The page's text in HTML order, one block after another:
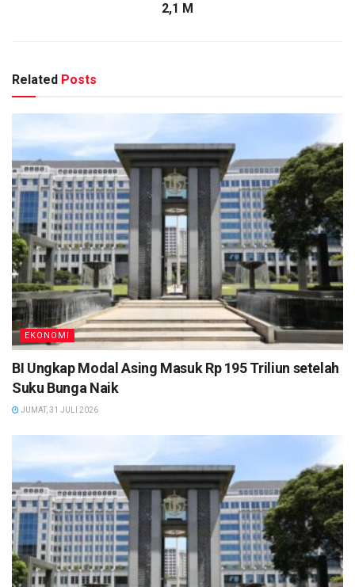
2,1 M
Related Posts
EKONOMI
BI Ungkap Modal Asing Masuk Rp 195 Triliun setelah
Suku Bunga Naik
JUMAT, 31 JULI 2026